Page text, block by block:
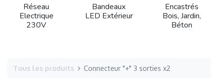
Réseau
Electrique
230V
Bandeaux
LED Extérieur
Encastrés
Bois, Jardin,
Béton
Tous les produits Connecteur "+" 3 sorties x2